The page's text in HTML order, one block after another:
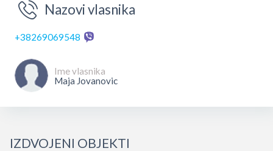
Nazovi vlasnika
+38269069548
Ime vlasnika
Maja Jovanovic
IZDVOJENI OBJEKTI